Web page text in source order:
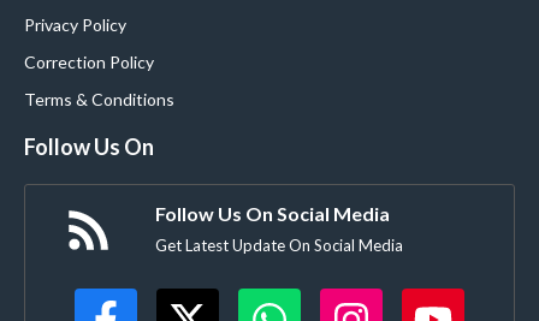
Privacy Policy
Correction Policy
Terms & Conditions
Follow Us On
Follow Us On Social Media
Get Latest Update On Social Media